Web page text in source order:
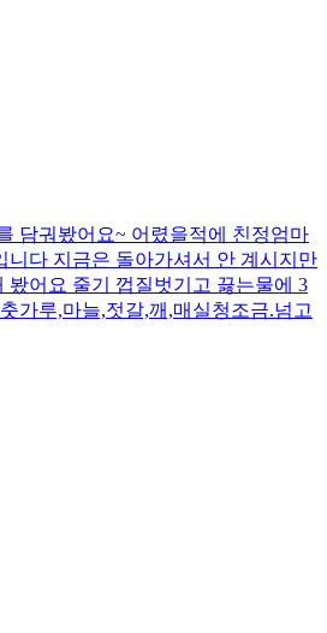
담궈봤어요~ 어렸을적에 친정엄마
니다 지금은 돌아가셔서 안 계시지만
봤어요 줄기 껍질벗기고 끓는물에 3
가루,마늘,젓갈,깨,매실청조금.넘고